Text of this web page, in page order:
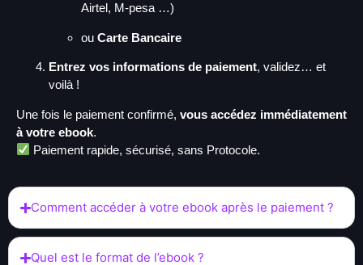
Airtel, M-pesa …)
ou Carte Bancaire
Entrez vos informations de paiement, validez… et
voilà !
Une fois le paiement confirmé, vous accédez immédiatement
à votre ebook.
Paiement rapide, sécurisé, sans Protocole.
Comment accéder à votre ebook après le paiement ?
Quel est le format de l’ebook ?